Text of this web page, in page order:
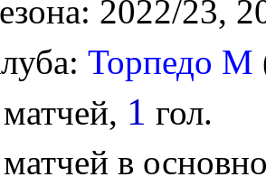
2022/23,
Торпедо М
матчей, 1 гол.
матчей в